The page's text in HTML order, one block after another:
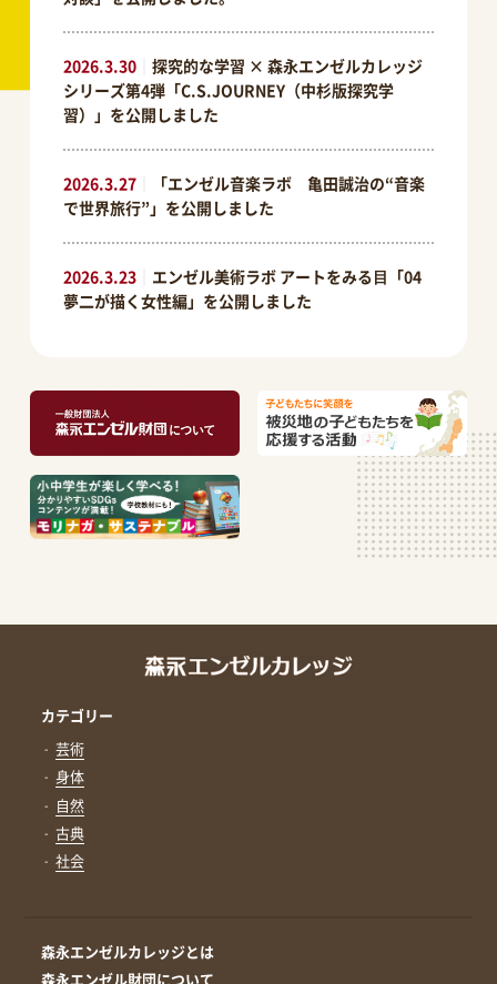
2026.3.30｜ 探究的な学習 × 森永エンゼルカレッジ
シリーズ第4弾「C.S.JOURNEY（中杉版探究学
習）」を公開しました
2026.3.27｜
「エンゼル音楽ラボ 亀田誠治の“音楽
で世界旅行”」を公開しました
2026.3.23｜ エンゼル美術ラボ アートをみる⽬「04
夢二が描く女性編」を公開しました
カテゴリー
芸術
身体
自然
古典
社会
森永エンゼルカレッジとは
森永エンゼル財団について